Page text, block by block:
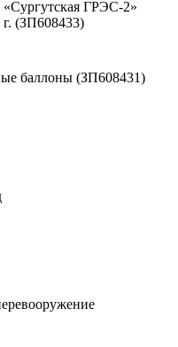
ГРЭС-2»
(ЗП608433)
баллоны (ЗП608431)